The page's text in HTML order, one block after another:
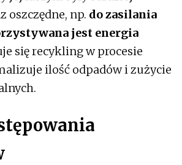
oszczędne, np. do zasilania
jest energia
się recykling w procesie
ilość odpadów i zużycie